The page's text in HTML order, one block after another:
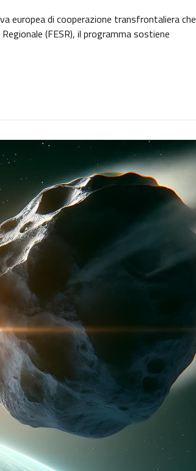
europea di cooperazione transfrontaliera che
(FESR), il programma sostiene